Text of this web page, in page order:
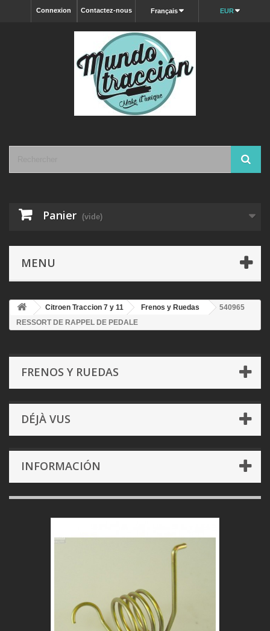
EUR
Français
Contactez-nous
Connexion
Panier (vide)
MENU
Citroen Traccion 7 y 11 Frenos y Ruedas
540965
RESSORT DE RAPPEL DE PEDALE
FRENOS Y RUEDAS
DÉJÀ VUS
INFORMACIÓN